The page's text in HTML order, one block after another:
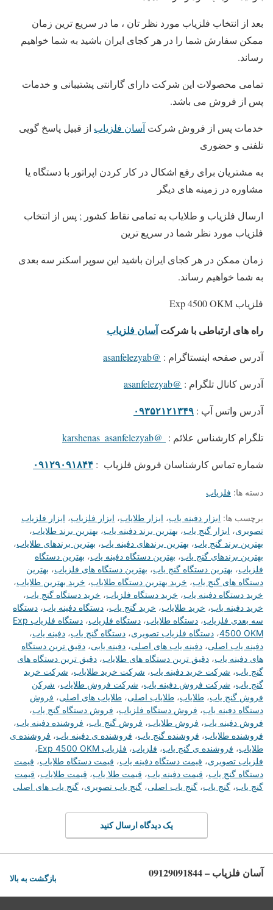
بعد از انتخاب فلزیاب مورد نظر تان ، ما در سریع ترین زمان
ممکن سفارش شما را در هر کجای ایران باشید به شما خواهیم
رساند.
تمامی محصولات این شرکت دارای گارانتی پشتیبانی و خدمات
پس از فروش می باشد.
خدمات پس از فروش شرکت آسان فلزیاب از قبیل پاسخ گویی
تلفنی و حضوری
به مشتریان برای رفع اشکال در کار کردن اپراتور با دستگاه یا
مشاوره در زمینه های دیگر
ارسال فلزیاب و طلایاب به تمامی نقاط کشور ; پس از انتخاب
فلزیاب مورد نظر شما در سریع ترین
زمان ممکن در هر کجای ایران باشید این سوپر اسکنر سه بعدی
به شما خواهیم رساند.
فلزیاب Exp 4500 OKM
راه های ارتباطی با شرکتآسان فلزیاب
آدرس صفحه اینستاگرام : @asanfelezyab
آدرس کانال تلگرام : @asanfelezyab
آدرس واتس آپ : ۰۹۳۵۲۱۲۱۳۴۹
تلگرام کارشناس علائم : @karshenas_asanfelezyab
شماره تماس کارشناسان فروش فلزیاب : ۰۹۱۲۹۰۹۱۸۴۴
دسته ها: فلزیاب
برچسب ها: ابزار دفینه یاب، ابزار طلایاب، ابزار فلزیاب، ابزار فلزیاب
تصویری، ابزار گنج یاب، بهترین برند دفینه یاب، بهترین برند طلایاب،
بهترین برند گنج یاب، بهترین برندهای دفینه یاب، بهترین برندهای طلایاب،
بهترین برندهای گنج یاب، بهترین دستگاه دفینه یاب، بهترین دستگاه
فلزیاب، بهترین دستگاه گنج یاب، بهترین دستگاه های فلزیاب، بهترین
دستگاه های گنج یاب، خرید بهترین دستگاه طلایاب، خرید بهترین طلایاب،
خرید دستگاه دفینه یاب، خرید دستگاه فلزیاب، خرید دستگاه گنج یاب،
خرید دفینه یاب، خرید طلایاب، خرید گنج یاب، دستگاه دفینه یاب، دستگاه
سه بعدی فلزیاب، دستگاه طلایاب، دستگاه فلزیاب،
دستگاه فلزیاب Exp
4500 OKM، دستگاه فلزیاب تصویری، دستگاه گنج یاب، دفینه یاب،
دفینه یاب اصلی، دفینه یاب های اصلی، دفینه یابی، دقیق ترین دستگاه
های دفینه یاب، دقیق ترین دستگاه های طلایاب، دقیق ترین دستگاه های
گنج یاب، شرکت خرید دفینه یاب، شرکت خرید طلایاب، شرکت خرید
گنج یاب، شرکت فروش دفینه یاب، شرکت فروش طلایاب، شرکن
فروش گنج یاب، طلایاب، طلایاب اصلی، طلایاب های اصلی، فروش
دستگاه دفینه یاب، فروش دستگاه فلزیاب، فروش دستگاه گنج یاب،
فروش دفینه یاب، فروش طلایاب، فروش گنج یاب، فروشنده دفینه یاب،
فروشنده طلایاب، فروشنده گنج یاب، فروشنده ی دفینه یاب، فروشنده ی
طلایاب، فروشنده ی گنج یاب، فلزیاب، فلزیاب Exp 4500 OKM
،
فلزیاب تصویری، قیمت دستگاه دفینه یاب، قیمت دستگاه طلایاب، قیمت
دستگاه گنج یاب، قیمت دفینه یاب، قیمت طلا یاب، قیمت طلایاب، قیمت
گنج یاب، گنج یاب، گنج یاب اصلی، گنج یاب تصویری، گنج یاب های اصلی
یک دیدگاه ارسال کنید
آسان فلزیاب – 09129091844 بازگشت به بالا